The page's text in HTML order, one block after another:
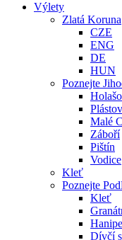
Výlety
Zlatá Koruna
CZE
ENG
DE
HUN
Poznejte
Malé
Záboří
Pištín
Vodice
Kleť
Poznejte
Kleť
Dívčí